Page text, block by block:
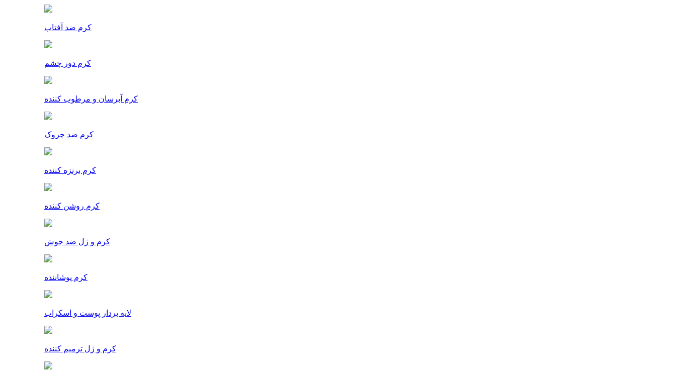
کرم ضد آفتاب
کرم دور چشم
کرم آبرسان و مرطوب کننده
کرم ضد چروک
کرم برنزه کننده
کرم روشن کننده
کرم و ژل ضد جوش
کرم پوشاننده
لایه بردار پوست و اسکراب
کرم و ژل ترمیم کننده